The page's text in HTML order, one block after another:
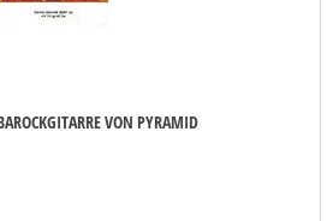
VON PYRAMID